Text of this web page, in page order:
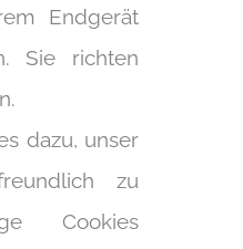
Endgerät
Sie richten
dazu, unser
zu
Cookies